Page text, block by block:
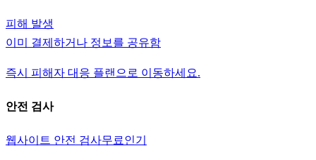
피해 발생
이미 결제하거나 정보를 공유함
즉시 피해자 대응 플랜으로 이동하세요.
안전 검사
웹사이트 안전 검사무료인기